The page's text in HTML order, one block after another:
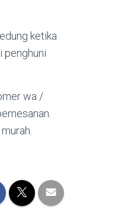
ketika
penghuni
wa /